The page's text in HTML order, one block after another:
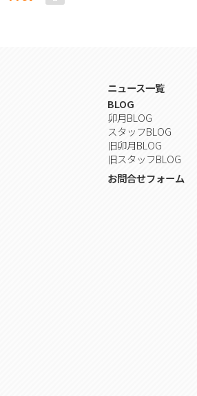
ニュース一覧
BLOG
卯月BLOG
スタッフBLOG
旧卯月BLOG
旧スタッフBLOG
お問合せフォーム